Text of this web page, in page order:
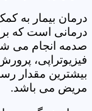
درمان بیمار به
درمانی است که
صدمه انجام می
فیزیوتراپی،
بیشترین مقدار
مریض می باشد.